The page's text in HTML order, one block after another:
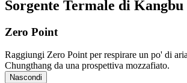
Sorgente Termale di Kangbu
Zero Point
Raggiungi Zero Point per respirare un po' di
Chungthang da una prospettiva mozzafiato.
Nascondi